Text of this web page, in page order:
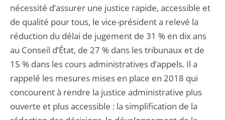
nécessité d’assurer une justice rapide, accessible et
de qualité pour tous, le vice-président a relevé la
réduction du délai de jugement de 31 % en dix ans
au Conseil d’État, de 27 % dans les tribunaux et de
15 % dans les cours administratives d’appels. Il a
rappelé les mesures mises en place en 2018 qui
concourent à rendre la justice administrative plus
ouverte et plus accessible : la simplification de la